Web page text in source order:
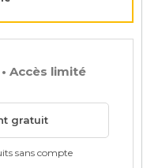
Accès limité
gratuit
sans compte